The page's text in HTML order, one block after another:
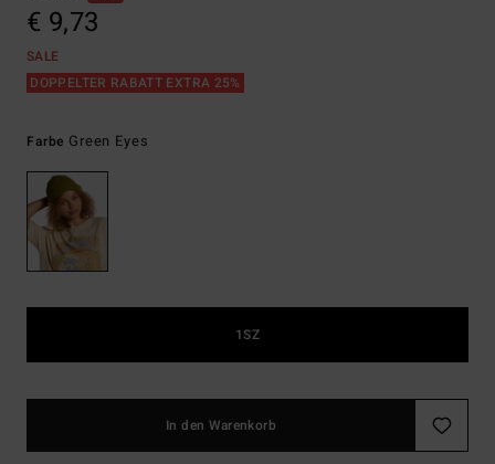
€ 9,73
SALE
DOPPELTER RABATT EXTRA 25%
Farbe Green Eyes
1SZ
In den Warenkorb